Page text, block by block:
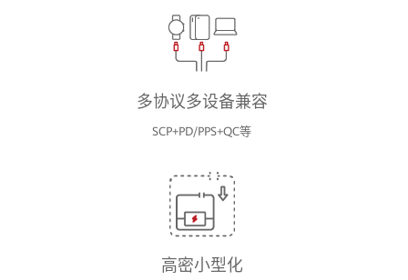
多协议多设备兼容
SCP+PD/PPS+QC等
高密小型化